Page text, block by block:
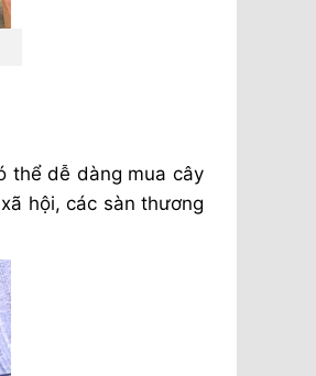
thể dễ dàng mua cây
hội, các sàn thương